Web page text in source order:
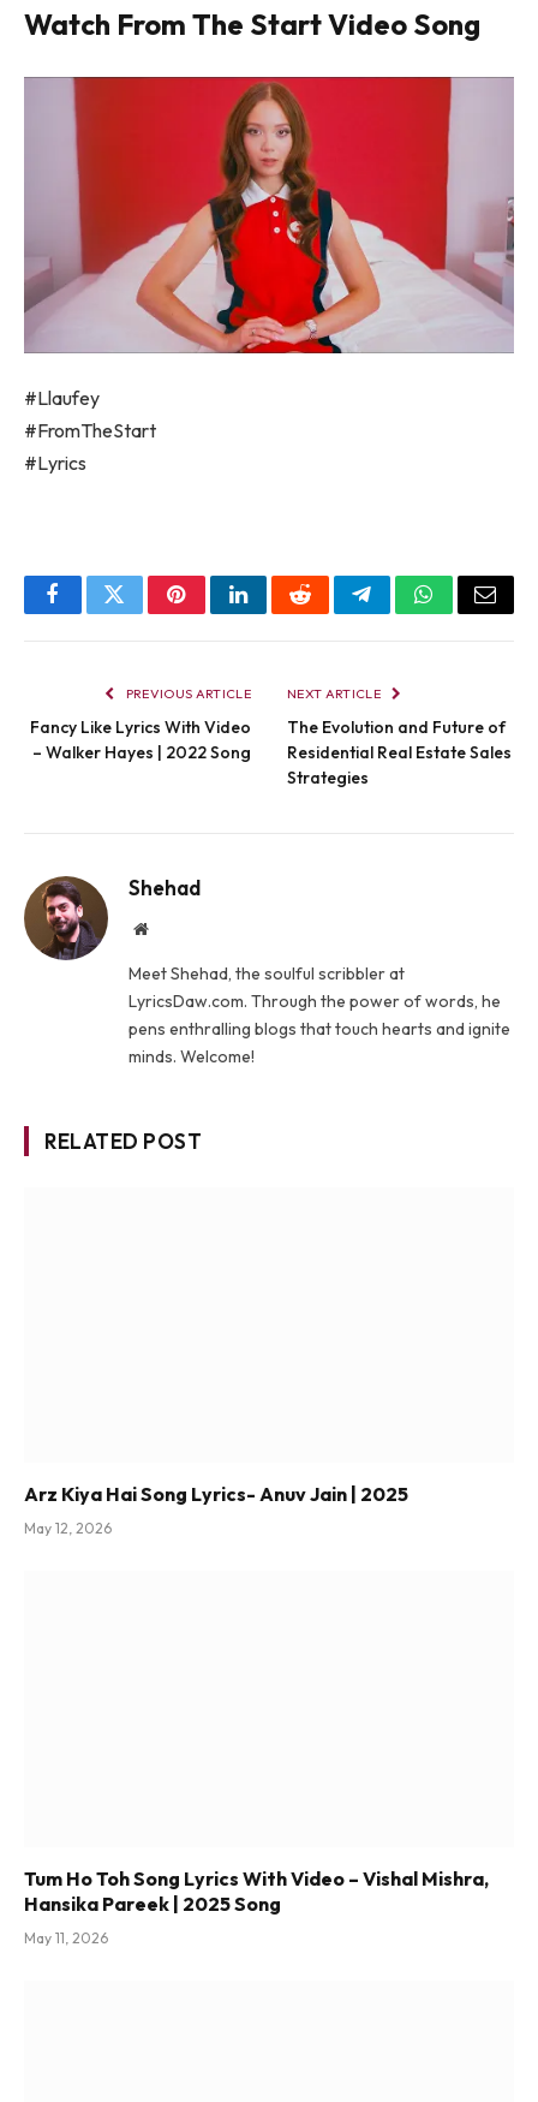
Watch From The Start Video Song
#Llaufey
#FromTheStart
#Lyrics
FacebookTwitterPinterestLinkedInRedditTelegramWhatsApp
Email
PREVIOUS ARTICLE
Fancy Like Lyrics With Video
– Walker Hayes | 2022 Song
NEXT ARTICLE
The Evolution and Future of
Residential Real Estate Sales
Strategies
Shehad
Website
Meet Shehad, the soulful scribbler at
LyricsDaw.com. Through the power of words, he
pens enthralling blogs that touch hearts and ignite
minds. Welcome!
RELATED POST
Arz Kiya Hai Song Lyrics- Anuv Jain | 2025
May 12, 2026
Tum Ho Toh Song Lyrics With Video – Vishal Mishra,
Hansika Pareek | 2025 Song
May 11, 2026